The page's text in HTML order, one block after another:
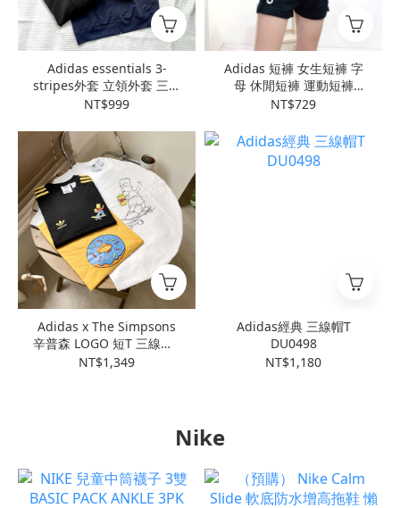
Adidas essentials 3-
stripes外套 立領外套 三線
外套 薄款外套 #DQ3070
NT$999
Adidas 短褲 女生短褲 字
母 休閒短褲 運動短褲
DP2393
NT$729
Adidas x The Simpsons
辛普森 LOGO 短T 三線短T
三款經典大LOGO
NT$1,349
Adidas經典 三線帽T
DU0498
NT$1,180
Nike